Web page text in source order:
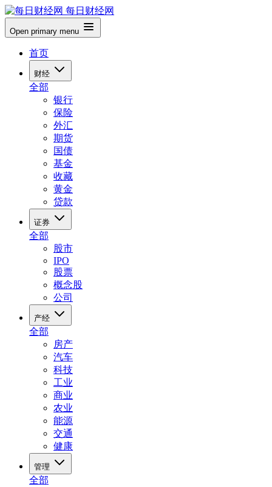
每日财经网
Open primary menu
首页
财经
全部
银行
保险
外汇
期货
国债
基金
收藏
黄金
贷款
证券
全部
股市
IPO
股票
概念股
公司
产经
全部
房产
汽车
科技
工业
商业
农业
能源
交通
健康
管理
全部